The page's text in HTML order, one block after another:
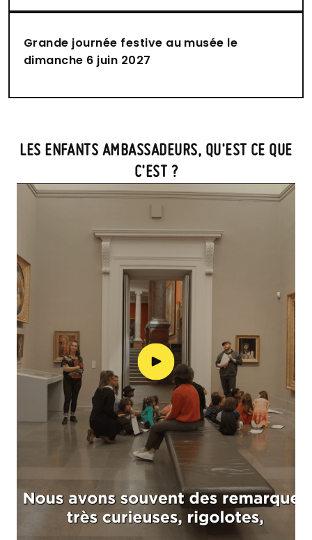
Grande journée festive au musée le
dimanche 6 juin 2027
LES ENFANTS AMBASSADEURS, QU'EST CE QUE
C'EST ?